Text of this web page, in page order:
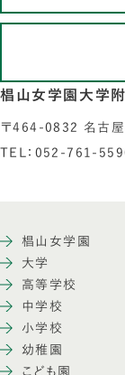
椙山女学園大学
〒464-0832 名古
TEL：052-761-
椙山女学園
大学
高等学校
中学校
小学校
幼稚園
こども園